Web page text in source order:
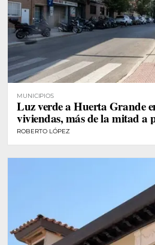
MUNICIPIOS
Luz verde a Huerta Grande
viviendas, más de la mitad a
ROBERTO LÓPEZ